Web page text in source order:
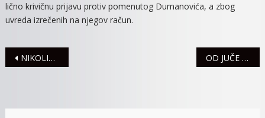
lično krivičnu prijavu protiv pomenutog Dumanovića, a zbog
uvreda izrečenih na njegov račun.
Navigacija
NIKOLINA LUKIĆ 25.000 VAKCINISANA MITROVČANKA OD JUČE U SREMU TRI SAOBRAĆAJNE NEZGODE